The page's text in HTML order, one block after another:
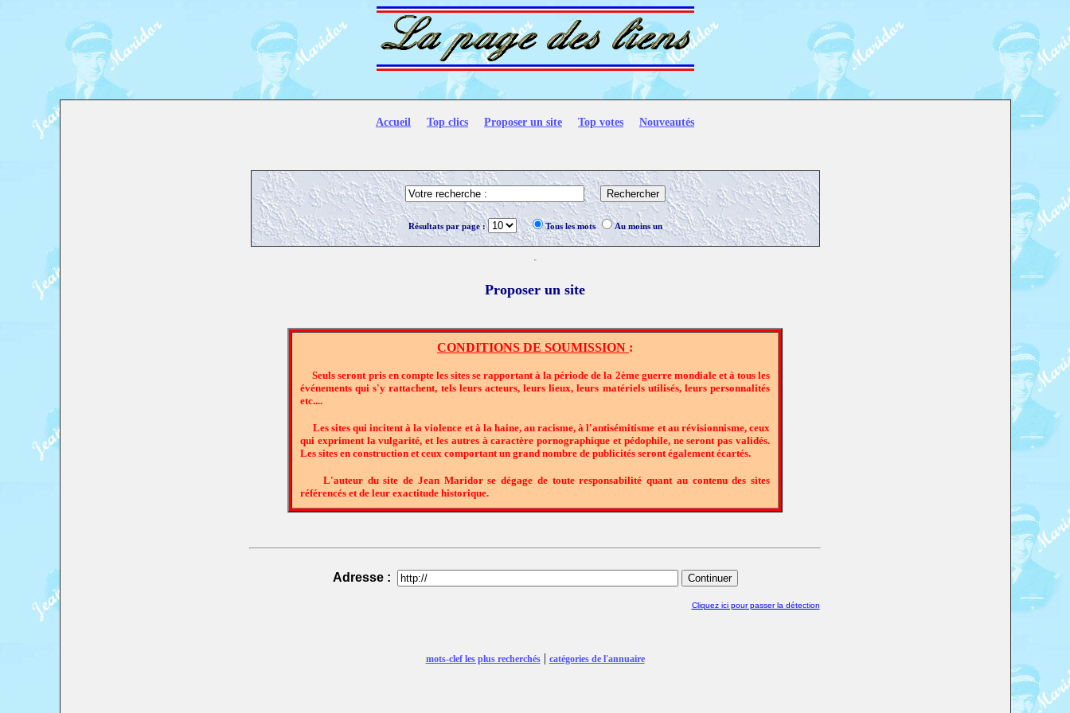
Accueil Top clics Proposer un site Top votes Nouveautés
Résultats par page : Tous les mots Au moins un
Proposer un site
CONDITIONS DE SOUMISSION :
Seuls seront pris en compte les sites se rapportant à la période de la 2ème guerre mondiale et à tous les
événements qui s'y rattachent, tels leurs acteurs, leurs lieux, leurs matériels utilisés, leurs personnalités
etc....
Les sites qui incitent à la violence et à la haine, au racisme, à l'antisémitisme et au révisionnisme, ceux
qui expriment la vulgarité, et les autres à caractère pornographique et pédophile, ne seront pas validés.
Les sites en construction et ceux comportant un grand nombre de publicités seront également écartés.
L'auteur du site de Jean Maridor se dégage de toute responsabilité quant au contenu des sites
référencés et de leur exactitude historique.
Adresse :
Cliquez ici pour passer la détection
mots-clef les plus recherchés| catégories de l'annuaire